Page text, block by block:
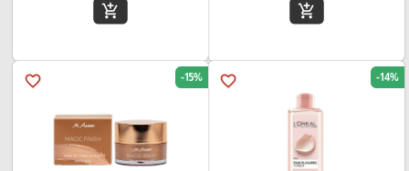
add_shopping_cart
add_shopping_cart
favorite_border -14%
favorite_border -15%